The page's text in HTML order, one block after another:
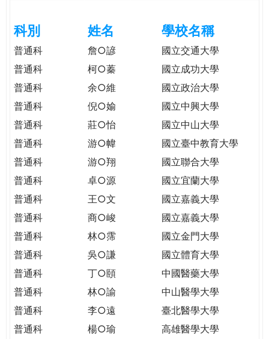
格。
民。
WAGOR
TODAY
THE
WORLD
TOMORROW
e
r
e
科別 姓名 學校名稱
普通科 詹○諺
國立交通大學
普通科
柯○蓁
國立成功大學
普通科
余○維
國立政治大學
普通科
倪○媮
國立中興大學
普通科
莊○怡
國立中山大學
普通科
游○幃
國立臺中教育大學
普通科
游○翔
國立聯合大學
普通科
卓○源
國立宜蘭大學
普通科
王○文
國立嘉義大學
普通科
商○峻
國立嘉義大學
普通科
林○霈
國立金門大學
普通科
吳○謙
國立體育大學
普通科
丁○頤
中國醫藥大學
普通科
林○諭
中山醫學大學
普通科
李○遠
臺北醫學大學
普通科
楊○瑜
高雄醫學大學